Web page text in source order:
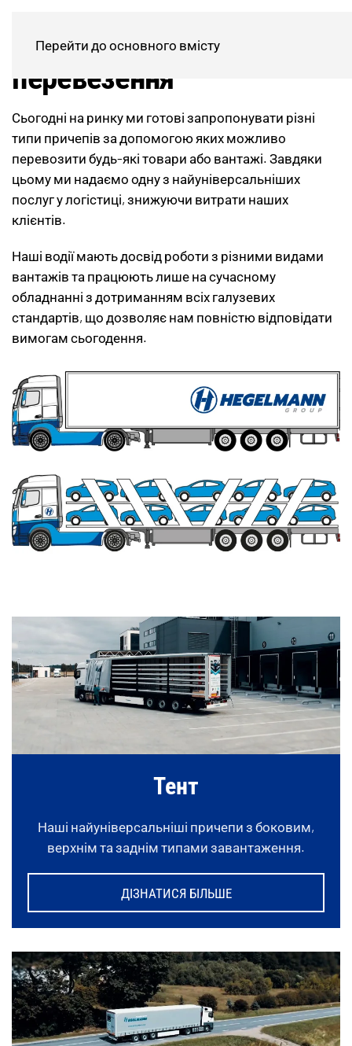
Перейти до основного вмісту
Автомобільні
перевезення
Сьогодні на ринку ми готові запропонувати різні
типи причепів за допомогою яких можливо
перевозити будь-які товари або вантажі. Завдяки
цьому ми надаємо одну з найуніверсальніших
послуг у логістиці, знижуючи витрати наших
клієнтів.
Наші водії мають досвід роботи з різними видами
вантажів та працюють лише на сучасному
обладнанні з дотриманням всіх галузевих
стандартів, що дозволяє нам повністю відповідати
вимогам сьогодення.
Тент
Наші найуніверсальніші причепи з боковим,
верхнім та заднім типами завантаження.
ДІЗНАТИСЯ БІЛЬШЕ